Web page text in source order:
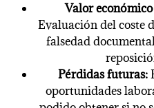
Valor
Evaluación del coste
falsedad
Pérdidas futuras:
oportunidades